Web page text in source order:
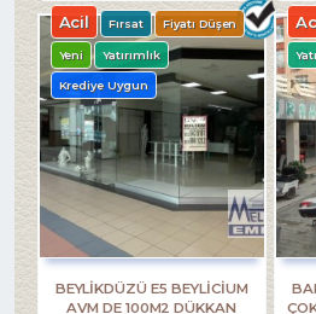
Acil Fırsat Fiyatı Düşen
Yeni Yatırımlık
Krediye Uygun
BEYLİKDÜZÜ E5 BEYLİCİUM
AVM DE 100M2 DÜKKAN